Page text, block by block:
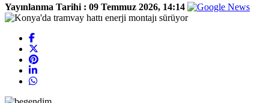
Yayınlanma Tarihi : 09 Temmuz 2026, 14:14